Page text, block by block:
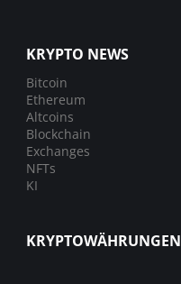
KRYPTO NEWS
Bitcoin
Ethereum
Altcoins
Blockchain
Exchanges
NFTs
KI
KRYPTOWÄHRUNGEN